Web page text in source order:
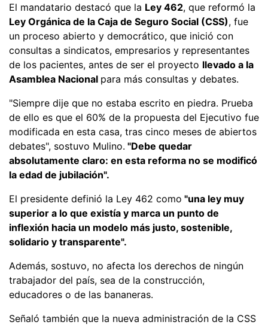
El mandatario destacó que la Ley 462, que reformó la
Ley Orgánica de la Caja de Seguro Social (CSS), fue
un proceso abierto y democrático, que inició con
consultas a sindicatos, empresarios y representantes
de los pacientes, antes de ser el proyecto llevado a la
Asamblea Nacional para más consultas y debates.
"Siempre dije que no estaba escrito en piedra. Prueba
de ello es que el 60% de la propuesta del Ejecutivo fue
modificada en esta casa, tras cinco meses de abiertos
debates", sostuvo Mulino. "Debe quedar
absolutamente claro: en esta reforma no se modificó
la edad de jubilación".
El presidente definió la Ley 462 como "una ley muy
superior a lo que existía y marca un punto de
inflexión hacia un modelo más justo, sostenible,
solidario y transparente".
Además, sostuvo, no afecta los derechos de ningún
trabajador del país, sea de la construcción,
educadores o de las bananeras.
Señaló también que la nueva administración de la CSS